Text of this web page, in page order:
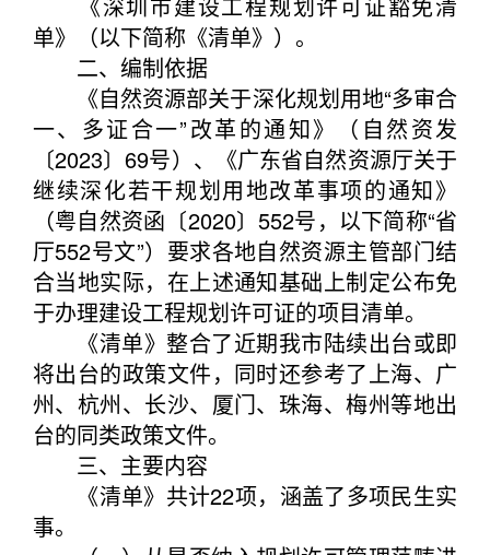
单》（以下简称《清单》）。
二、编制依据
《自然资源部关于深化规划用地“多审合
一、多证合一”改革的通知》（自然资发
〔2023〕69号）、《广东省自然资源厅关于
继续深化若干规划用地改革事项的通知》
（粤自然资函〔2020〕552号，以下简称“省
厅552号文”）要求各地自然资源主管部门结
合当地实际，在上述通知基础上制定公布免
于办理建设工程规划许可证的项目清单。
《清单》整合了近期我市陆续出台或即
将出台的政策文件，同时还参考了上海、广
州、杭州、长沙、厦门、珠海、梅州等地出
台的同类政策文件。
三、主要内容
《清单》共计22项，涵盖了多项民生实
事。